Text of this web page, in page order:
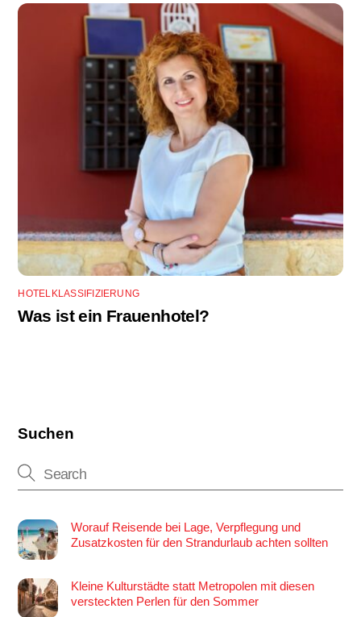
HOTELKLASSIFIZIERUNG
Was ist ein Frauenhotel?
Suchen
Worauf Reisende bei Lage, Verpflegung und
Zusatzkosten für den Strandurlaub achten sollten
Kleine Kulturstädte statt Metropolen mit diesen
versteckten Perlen für den Sommer